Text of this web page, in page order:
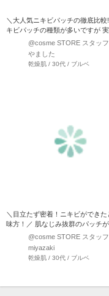
＼大人気ニキビパッチの徹底比較!!!
キビパッチの種類が多いですが 実
いいのか分…@cosme STORE スタッフ
やました
乾燥肌 / 30代 / ブルベ
＼目立たず密着！ニキビができた
味方！／ 肌なじみ抜群のパッチがメディ
ヒールから登場 ♪…
@cosme STORE スタッフ
miyazaki
乾燥肌 / 30代 / ブルベ